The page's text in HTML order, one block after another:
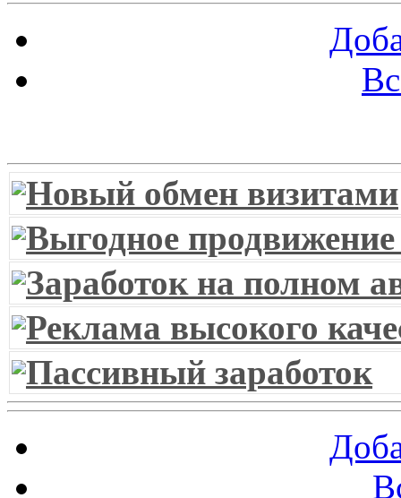
Новый обмен визитами
Выгодное продвижение
Заработок на полном
Реклама высокого
Пассивный заработок